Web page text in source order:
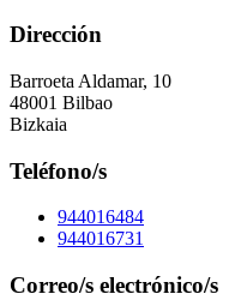
Dirección
Barroeta Aldamar, 10
48001 Bilbao
Bizkaia
Teléfono/s
944016484
944016731
Correo/s electrónico/s